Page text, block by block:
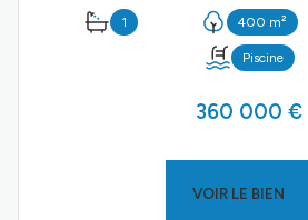
1 400 m²
Piscine
360 000 €
VOIR LE BIEN